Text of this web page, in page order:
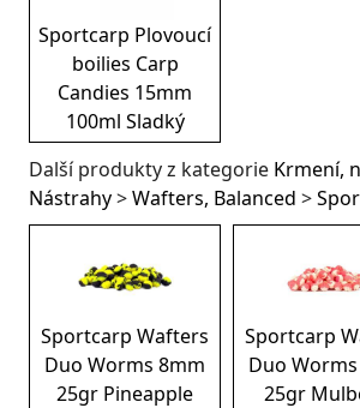
Sportcarp Plovoucí
boilies Carp
Candies 15mm
100ml Sladký
banán
Další produkty z kategorie Krmení,
Nástrahy>Wafters, Balanced >
Sportcarp Wafters
Duo Worms 8mm
25gr Pineapple
Sportcarp
Duo
25gr